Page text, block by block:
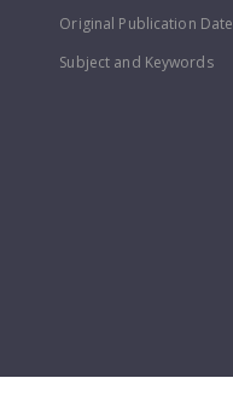
Original Publication Date
Subject and Keywords